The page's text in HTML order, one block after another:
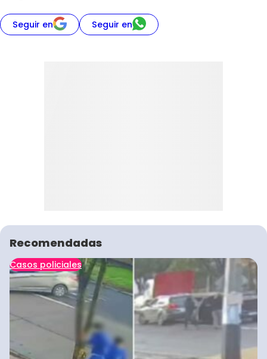
Seguir en Seguir en
Recomendadas
Casos policiales